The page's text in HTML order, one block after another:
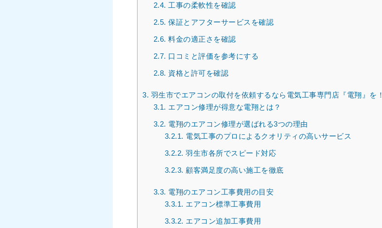
2.4. 工事の柔軟性を確認
2.5. 保証とアフターサービスを確認
2.6. 料金の適正さを確認
2.7. 口コミと評価を参考にする
2.8. 資格と許可を確認
3. 羽生市でエアコンの取付を依頼するなら電気工事専門店『電翔』を！
3.1. エアコン修理が得意な電翔とは？
3.2. 電翔のエアコン修理が選ばれる3つの理由
3.2.1. 電気工事のプロによるクオリティの高いサービス
3.2.2. 羽生市各所でスピード対応
3.2.3. 顧客満足度の高い施工を徹底
3.3. 電翔のエアコン工事費用の目安
3.3.1. エアコン標準工事費用
3.3.2. エアコン追加工事費用